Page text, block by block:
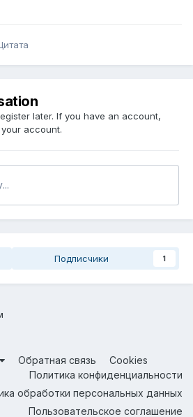
later. If you have an account,
account.
Подписчики 1
Обратная связь
Cookies
Политика конфиденциальности
обработки персональных данных
Пользовательское соглашение